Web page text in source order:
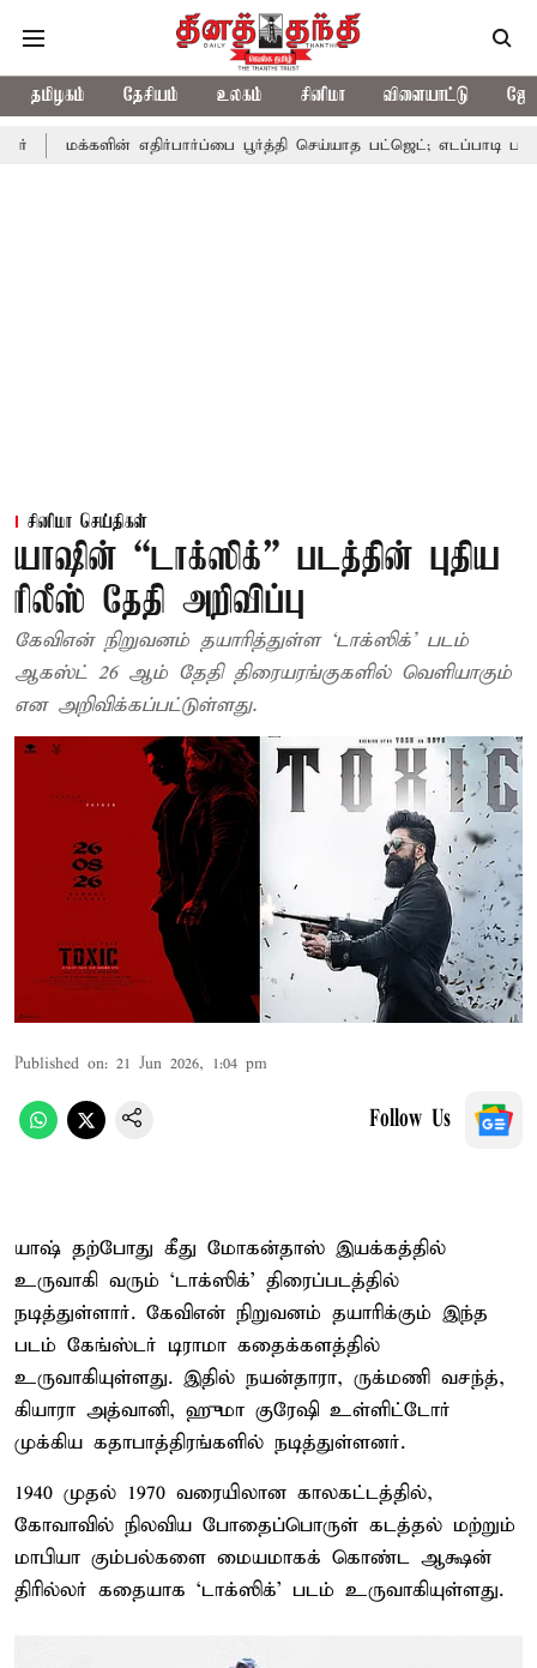
தமிழகம் தேசியம் உலகம் சினிமா விளையாட்டு
எதிர்பார்ப்பை பூர்த்தி செய்யாத பட்ஜெட்; எடப்பாடி பழனிசாமி
சினிமா செய்திகள்
யாஷின் “டாக்ஸிக்” படத்தின் புதிய
ரிலீஸ் தேதி அறிவிப்பு
கேவிஎன் நிறுவனம் தயாரித்துள்ள ‘டாக்ஸிக்’ படம்
ஆகஸ்ட் 26 ஆம் தேதி திரையரங்குகளில் வெளியாகும்
என அறிவிக்கப்பட்டுள்ளது.
Published on: 21 Jun 2026, 1:04 pm
Follow Us
யாஷ் தற்போது கீது மோகன்தாஸ் இயக்கத்தில்
உருவாகி வரும் ‘டாக்ஸிக்’ திரைப்படத்தில்
நடித்துள்ளார். கேவிஎன் நிறுவனம் தயாரிக்கும் இந்த
படம் கேங்ஸ்டர் டிராமா கதைக்களத்தில்
உருவாகியுள்ளது. இதில் நயன்தாரா, ருக்மணி வசந்த்,
கியாரா அத்வானி, ஹுமா குரேஷி உள்ளிட்டோர்
முக்கிய கதாபாத்திரங்களில் நடித்துள்ளனர்.
1940 முதல் 1970 வரையிலான காலகட்டத்தில்,
கோவாவில் நிலவிய போதைப்பொருள் கடத்தல் மற்றும்
மாபியா கும்பல்களை மையமாகக் கொண்ட ஆக்ஷன்
திரில்லர் கதையாக ‘டாக்ஸிக்’ படம் உருவாகியுள்ளது.